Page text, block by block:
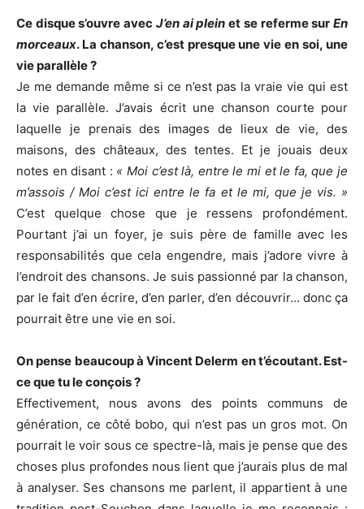
Ce disque s’ouvre avec J’en ai plein et se referme surEn
morceaux. La chanson, c’est presque une vie en soi, une
vie parallèle ?
Je me demande même si ce n’est pas la vraie vie qui est
la vie parallèle. J’avais écrit une chanson courte pour
laquelle je prenais des images de lieux de vie, des
maisons, des châteaux, des tentes. Et je jouais deux
notes en disant : « Moi c’est là, entre le mi et le fa, que je
m’assois / Moi c’est ici entre le fa et le mi, que je vis. »
C’est quelque chose que je ressens profondément.
Pourtant j’ai un foyer, je suis père de famille avec les
responsabilités que cela engendre, mais j’adore vivre à
l’endroit des chansons. Je suis passionné par la chanson,
par le fait d’en écrire, d’en parler, d’en découvrir… donc ça
pourrait être une vie en soi.
On pense beaucoup à Vincent Delerm en t’écoutant. Est-
ce que tu le conçois ?
Effectivement, nous avons des points communs de
génération, ce côté bobo, qui n’est pas un gros mot. On
pourrait le voir sous ce spectre-là, mais je pense que des
choses plus profondes nous lient que j’aurais plus de mal
à analyser. Ses chansons me parlent, il appartient à une